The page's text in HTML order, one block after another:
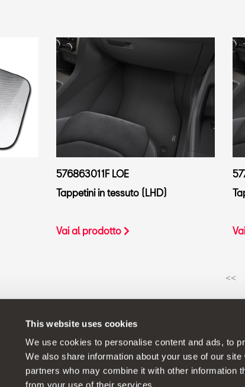
This website uses cookies
We use cookies to personalise content and ads, to
We also share information about your use of our
partners who may combine it with other information
from your use of their services.
576863011F LOE
Tappetini in tessuto (LHD)
Vai al prodotto
<<
ACCESSORI ORIGINALI - SEAT applica una politica di